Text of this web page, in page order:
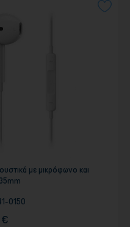
με μικρόφωνο και
0150
€